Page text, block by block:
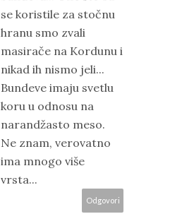
se koristile za stočnu
hranu smo zvali
masirače na Kordunu i
nikad ih nismo jeli...
Bundeve imaju svetlu
koru u odnosu na
narandžasto meso.
Ne znam, verovatno
ima mnogo više
vrsta...
Odgovori